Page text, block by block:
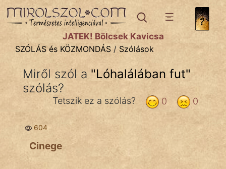
SZÓLÁS ÉS KÖZMONDÁStémák:
Bibliai
Közmondások
Szállóigék
Szóláscsoportok
JÁTÉK! Bölcsek Kavicsa
SZÓLÁS és KÖZMONDÁS / Szólások
Miről szól a "Lóhalálában fut"
szólás?
0
0
Tetszik ez a szólás?
604
Cinege